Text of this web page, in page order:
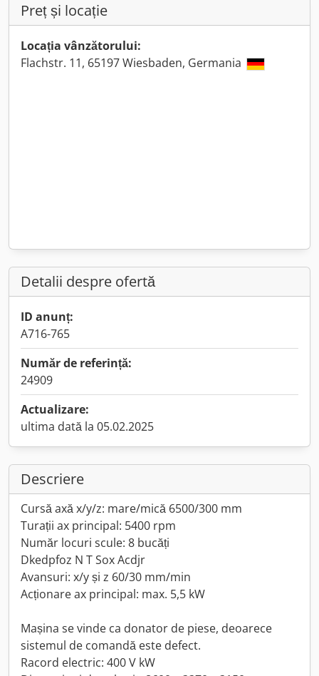
Preț și locație
Locația vânzătorului:
Flachstr. 11, 65197 Wiesbaden, Germania
Detalii despre ofertă
ID anunț:
A716-765
Număr de referință:
24909
Actualizare:
ultima dată la 05.02.2025
Descriere
Cursă axă x/y/z: mare/mică 6500/300 mm
Turații ax principal: 5400 rpm
Număr locuri scule: 8 bucăți
Dkedpfoz N T Sox Acdjr
Avansuri: x/y și z 60/30 mm/min
Acționare ax principal: max. 5,5 kW
Mașina se vinde ca donator de piese, deoarece
sistemul de comandă este defect.
Racord electric: 400 V kW